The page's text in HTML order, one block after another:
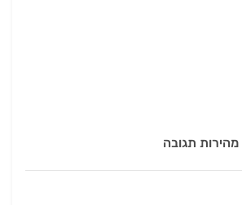
תגובה